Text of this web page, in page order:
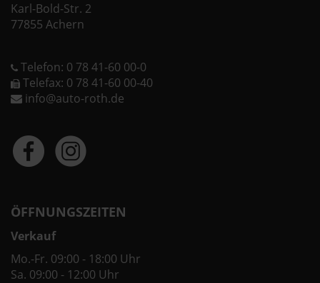
Karl-Bold-Str. 2
77855 Achern
Telefon: 0 78 41-60 00-0
Telefax: 0 78 41-60 00-40
info@auto-roth.de
ÖFFNUNGSZEITEN
Verkauf
Mo.-Fr. 09:00 - 18:00 Uhr
Sa. 09:00 - 12:00 Uhr